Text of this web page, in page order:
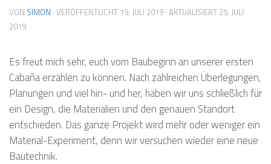
VON SIMON · VERÖFFENTLICHT 19. JULI 2019 · AKTUALISIERT 25. JULI
2019
Es freut mich sehr, euch vom Baubeginn an unserer ersten
Cabaña erzählen zu können. Nach zahlreichen Überlegungen,
Planungen und viel hin- und her, haben wir uns schließlich für
ein Design, die Materialien und den genauen Standort
entschieden. Das ganze Projekt wird mehr oder weniger ein
Material-Experiment, denn wir versuchen wieder eine neue
Bautechnik.